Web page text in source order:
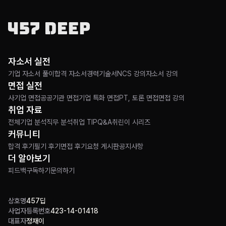
상호명457딥
사업자등록번호423-14-01418
대표자정재이
자소서 실전
기업 자소서 풀이 합격 자소서경력기술서 NCS 강의자소서 강의
면접 실전
사기업 면접공공기관 면접기업 특화 면접PT, 토론 면접면접 강의
취업 자료
전체 기업 분석직무 분석취업 TIPQ&A취린이 시리즈
커뮤니티
합격 후기 필기 후기 면접 후기 요청 게시판공지사항
더 알아보기
피드백구독하기 문의하기